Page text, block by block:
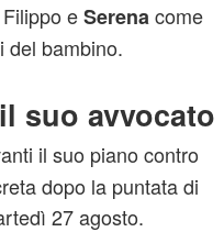
eSerena come
del bambino.
suo avvocato
il suo piano contro
dopo la puntata di
27 agosto.